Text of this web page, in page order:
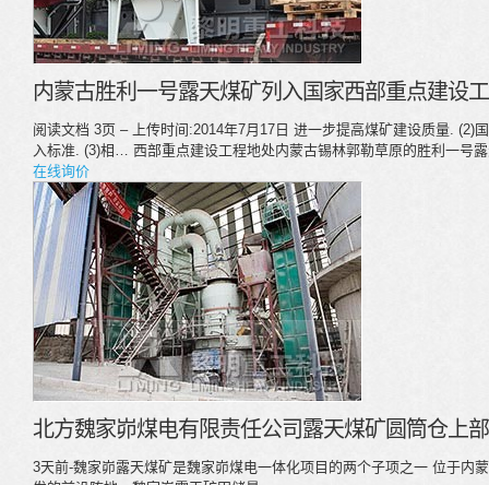
内蒙古胜利一号露天煤矿列入国家西部重点建设
阅读文档 3页 – 上传时间:2014年7月17日 进一步提高煤矿建设质量. (2)
入标准. (3)相… 西部重点建设工程地处内蒙古锡林郭勒草原的胜利一号
在线询价
北方魏家峁煤电有限责任公司露天煤矿圆筒仓上
3天前-魏家峁露天煤矿是魏家峁煤电一体化项目的两个子项之一 位于内